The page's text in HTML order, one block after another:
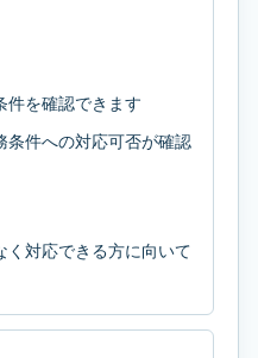
件を確認できます
条件への対応可否が確認
対応できる方に向いて